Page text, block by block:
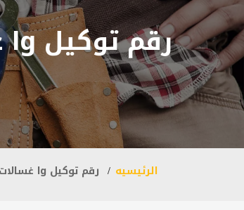
رقم توكيل lg غسالات
الرئيسيه رقم توكيل lg غسالات